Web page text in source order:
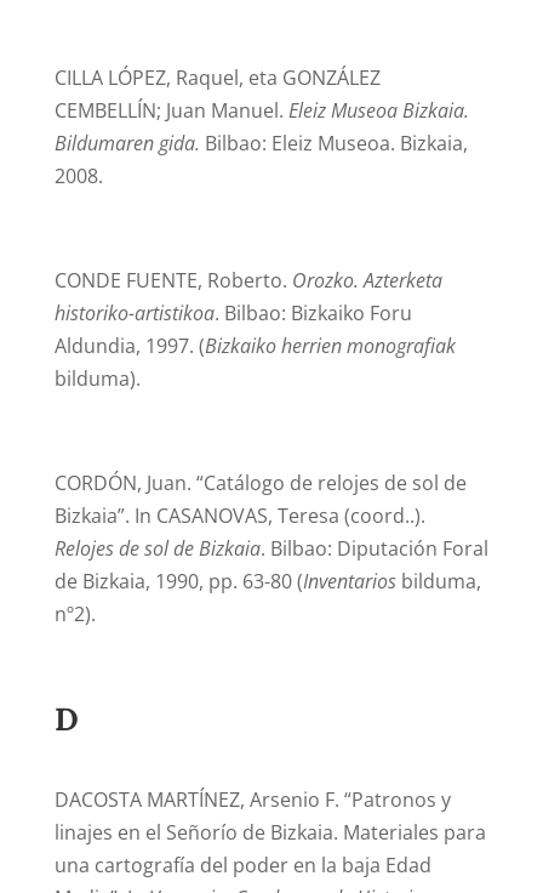
CILLA LÓPEZ, Raquel, eta GONZÁLEZ
CEMBELLÍN; Juan Manuel. Eleiz Museoa Bizkaia.
Bildumaren gida. Bilbao: Eleiz Museoa. Bizkaia,
2008.
CONDE FUENTE, Roberto. Orozko. Azterketa
historiko-artistikoa. Bilbao: Bizkaiko Foru
Aldundia, 1997. (Bizkaiko herrien monografiak
bilduma).
CORDÓN, Juan. “Catálogo de relojes de sol de
Bizkaia”. In CASANOVAS, Teresa (coord..).
Relojes de sol de Bizkaia. Bilbao: Diputación Foral
de Bizkaia, 1990, pp. 63-80 (Inventariosbilduma,
nº2).
D
DACOSTA MARTÍNEZ, Arsenio F. “Patronos y
linajes en el Señorío de Bizkaia. Materiales para
una cartografía del poder en la baja Edad